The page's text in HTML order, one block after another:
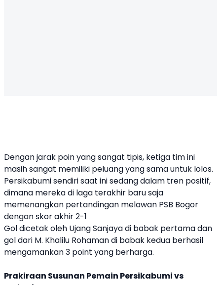
Dengan jarak poin yang sangat tipis, ketiga tim ini
masih sangat memiliki peluang yang sama untuk lolos.
Persikabumi sendiri saat ini sedang dalam tren positif,
dimana mereka di laga terakhir baru saja
memenangkan pertandingan melawan PSB Bogor
dengan skor akhir 2-1
Gol dicetak oleh Ujang Sanjaya di babak pertama dan
gol dari M. Khalilu Rohaman di babak kedua berhasil
mengamankan 3 point yang berharga.
Prakiraan Susunan Pemain Persikabumi vs